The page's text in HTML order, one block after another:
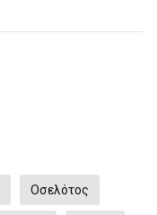
Οσελότος